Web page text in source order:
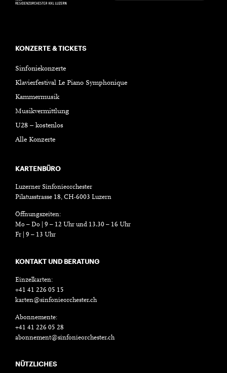
KONZERTE & TICKETS
Sinfoniekonzerte
Klavierfestival Le Piano Symphonique
Kammermusik
Musikvermittlung
U28 – kostenlos
Alle Konzerte
KARTENBÜRO
Luzerner Sinfonieorchester
Pilatusstrasse 18, CH-6003 Luzern
Öffnungszeiten:
Mo – Do | 9 – 12 Uhr und 13.30 – 16 Uhr
Fr | 9 – 13 Uhr
KONTAKT UND BERATUNG
Einzelkarten:
+41 41 226 05 15
karten@sinfonieorchester.ch
Abonnemente:
+41 41 226 05 28
abonnement@sinfonieorchester.ch
NÜTZLICHES